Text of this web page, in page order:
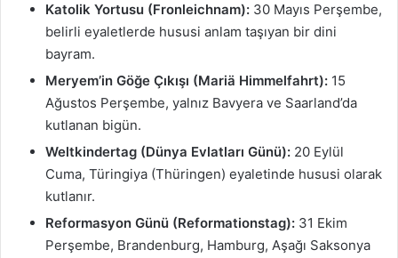
Katolik Yortusu (Fronleichnam): 30 Mayıs Perşembe,
belirli eyaletlerde hususi anlam taşıyan bir dini
bayram.
Meryem’in Göğe Çıkışı (Mariä Himmelfahrt): 15
Ağustos Perşembe, yalnız Bavyera ve Saarland’da
kutlanan bigün.
Weltkindertag (Dünya Evlatları Günü): 20 Eylül
Cuma, Türingiya (Thüringen) eyaletinde hususi olarak
kutlanır.
Reformasyon Günü (Reformationstag): 31 Ekim
Perşembe, Brandenburg, Hamburg, Aşağı Saksonya